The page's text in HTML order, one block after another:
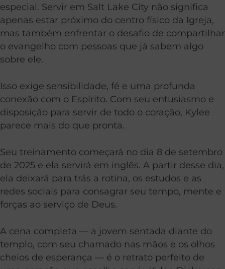
especial. Servir em Salt Lake City não significa
apenas estar próximo do centro físico da Igreja,
mas também enfrentar o desafio de compartilhar
o evangelho com pessoas que já sabem algo
sobre ele.
Isso exige sensibilidade, fé e uma profunda
conexão com o Espírito. Com seu entusiasmo e
disposição para servir de todo o coração, Kylee
parece mais do que pronta.
Seu treinamento começará no dia 8 de setembro
de 2025 e ela servirá em inglês. A partir desse dia,
ela deixará para trás a rotina, os estudos e as
redes sociais para consagrar seu tempo, mente e
forças ao serviço de Deus.
A cena completa — a jovem sentada diante do
templo, com seu chamado nas mãos e os olhos
cheios de esperança — é o retrato perfeito de